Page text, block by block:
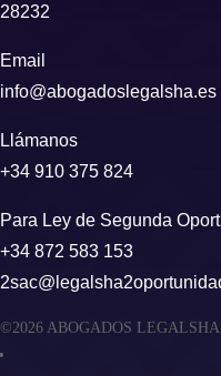
28232
Email
info@abogadoslegalsha.es
Llámanos
+34 910 375 824
Para Ley de Segunda
+34 872 583 153
©2026 ABOGADOS LEGALSHA